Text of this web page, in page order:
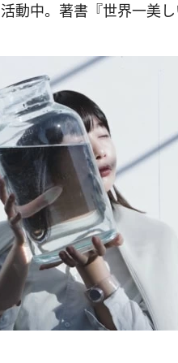
動中。著書『世界一美し